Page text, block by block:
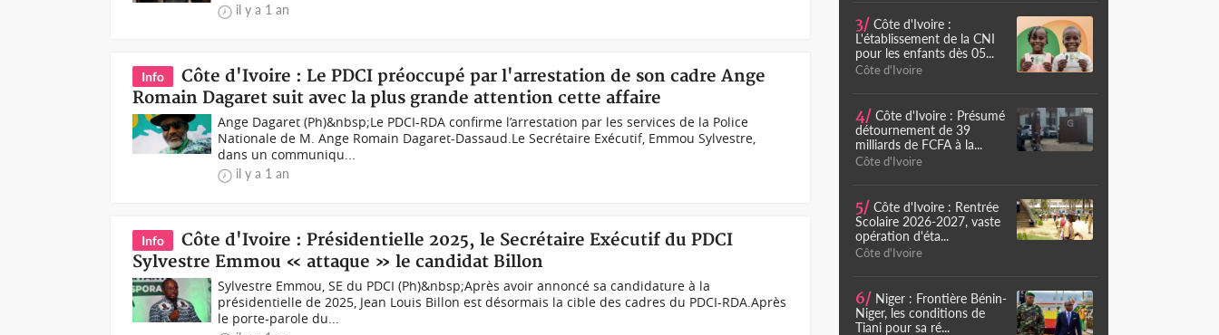
il y a 1 an
Info
Côte d'Ivoire : Le PDCI préoccupé par l'arrestation de son cadre Ange
Romain Dagaret suit avec la plus grande attention cette affaire
Ange Dagaret (Ph)&nbsp;Le PDCI-RDA confirme l’arrestation par les services de la Police
Nationale de M. Ange Romain Dagaret-Dassaud.Le Secrétaire Exécutif, Emmou Sylvestre,
dans un communiqu...
il y a 1 an
Info
Côte d'Ivoire : Présidentielle 2025, le Secrétaire Exécutif du PDCI
Sylvestre Emmou « attaque » le candidat Billon
Sylvestre Emmou, SE du PDCI (Ph)&nbsp;Après avoir annoncé sa candidature à la
présidentielle de 2025, Jean Louis Billon est désormais la cible des cadres du PDCI-RDA.Après
le porte-parole du...
3/ Côte d'Ivoire :
L'établissement de la CNI
pour les enfants dès 05...
Côte d'Ivoire
4/ Côte d'Ivoire : Présumé
détournement de 39
milliards de FCFA à la...
Côte d'Ivoire
5/ Côte d'Ivoire : Rentrée
Scolaire 2026-2027, vaste
opération d'éta...
Côte d'Ivoire
6/ Niger : Frontière Bénin-
Niger, les conditions de
Tiani pour sa ré...